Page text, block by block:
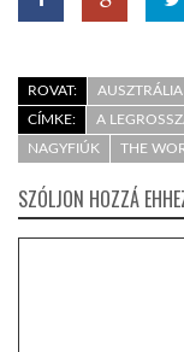
ROVAT: AUSZTRÁLIA
CÍMKE:
A
NAGYFIÚK
THE
SZÓLJON HOZZÁ